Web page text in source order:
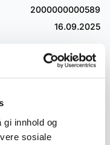
gi innhold og
sosiale
2000000000589
16.09.2025